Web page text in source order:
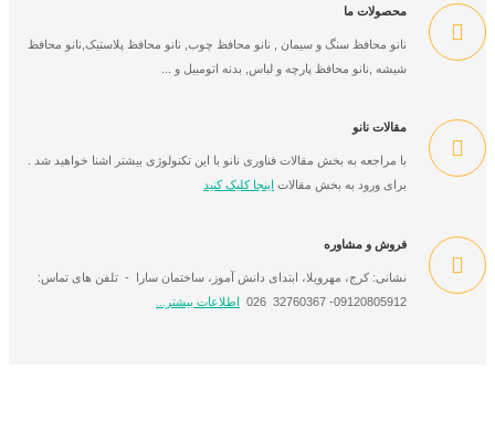
محصولات ما
نانو محافظ سنگ و سیمان , نانو محافظ چوب, نانو محافظ پلاستیک,نانو محافظ
شیشه ,نانو محافظ پارچه و لباس, بدنه اتومبیل و ...
مقالات نانو
با مراجعه به بخش مقالات فناوری نانو با این تکنولوژی بیشتر اشنا خواهید شد .
برای ورود به بخش مقالات
اینجا کلیک کنید
فروش و مشاوره
نشانی: کرج، مهرویلا، ابتدای دانش آموز، ساختمان سارا - تلفن های تماس:
09120805912- 32760367 026
اطلاعات بیشتر...